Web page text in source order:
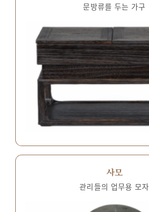
문방류를 두는 가구
사모
관리들의 업무용 모자